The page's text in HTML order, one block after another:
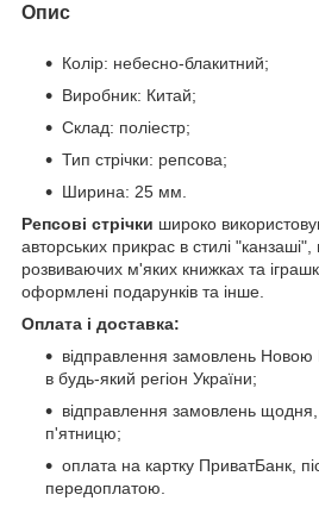
Опис
Колір: небесно-блакитний;
Виробник: Китай;
Склад: поліестр;
Тип стрічки: репсова;
Ширина: 25 мм.
Репсові стрічки широко
авторських прикрас в стилі
розвиваючих м'яких книжках та
оформлені подарунків та інше.
Оплата і доставка:
відправлення замовлень
в будь-який регіон України;
відправлення замовлень щодня,
п'ятницю;
оплата на картку ПриватБанк,
передоплатою.